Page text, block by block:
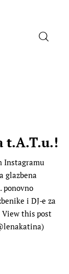
t.A.T.u.!
Instagramu
glazbena
ponovno
i DJ-e za
this post